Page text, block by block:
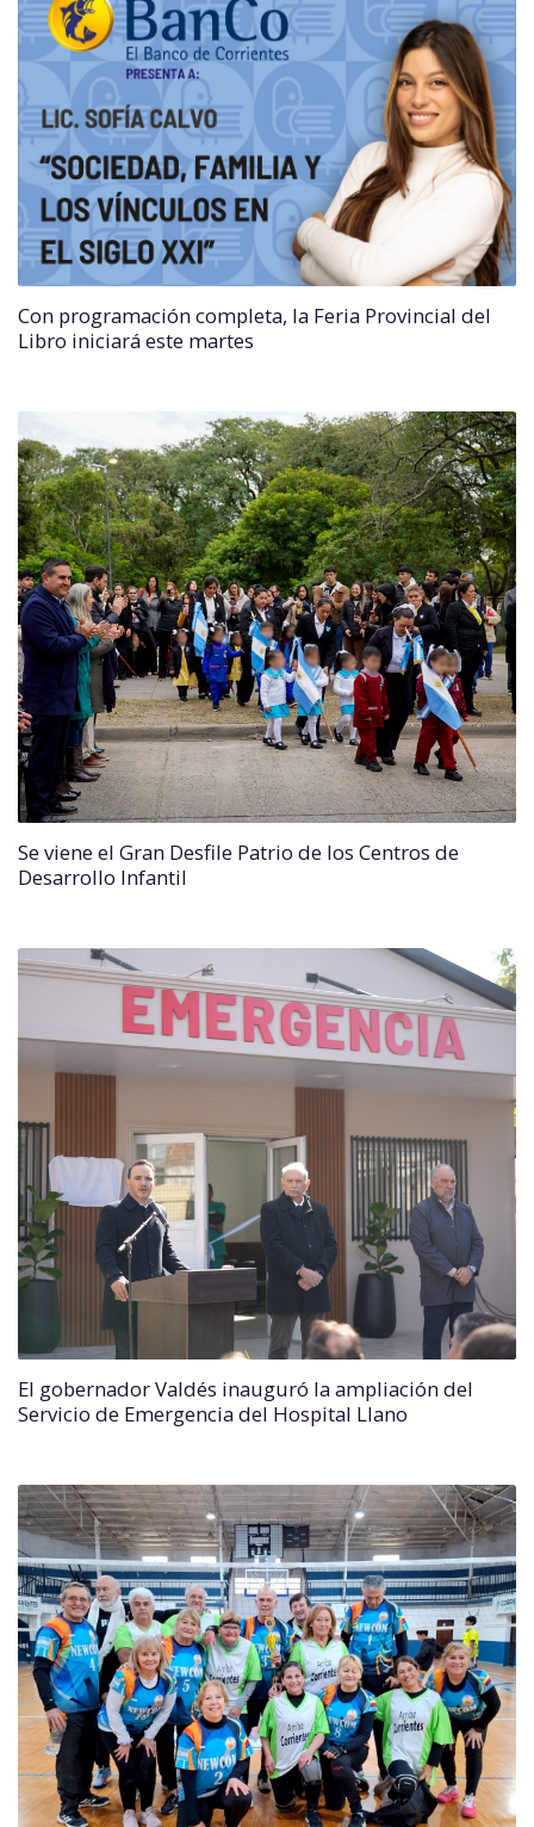
Con programación completa, la Feria Provincial del
Libro iniciará este martes
Se viene el Gran Desfile Patrio de los Centros de
Desarrollo Infantil
El gobernador Valdés inauguró la ampliación del
Servicio de Emergencia del Hospital Llano